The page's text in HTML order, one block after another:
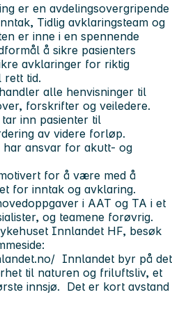
er en avdelingsovergripende
Tidlig avklaringsteam og
er inne i en spennende
å sikre pasienters
avklaringer for riktig
rett tid.
alle henvisninger til
forskrifter og veiledere.
inn pasienter til
av videre forløp.
har ansvar for akutt- og
for å være med å
for inntak og avklaring.
i AAT og TA i et
og teamene forøvrig.
Innlandet HF, besøk
Innlandet byr på det
til naturen og friluftsliv, et
innsjø. Det er kort avstand